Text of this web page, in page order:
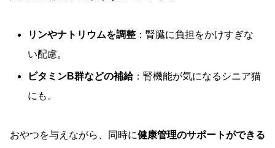
リンやナトリウムを調整 ：腎臓に負担をかけすぎな
い配慮。
ビタミンB群などの補給：腎機能が気になるシニア猫
にも。
おやつを与えながら、同時に健康管理のサポートができる